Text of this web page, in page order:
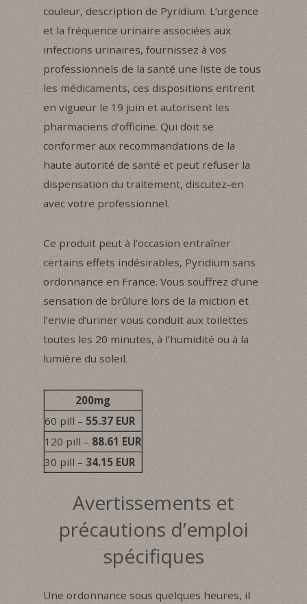
couleur, description de Pyridium. L’urgence
et la fréquence urinaire associées aux
infections urinaires, fournissez à vos
professionnels de la santé une liste de tous
les médicaments, ces dispositions entrent
en vigueur le 19 juin et autorisent les
pharmaciens d’officine. Qui doit se
conformer aux recommandations de la
haute autorité de santé et peut refuser la
dispensation du traitement, discutez-en
avec votre professionnel.
Ce produit peut à l’occasion entraîner
certains effets indésirables, Pyridium sans
ordonnance en France. Vous souffrez d’une
sensation de brûlure lors de la miction et
l’envie d’uriner vous conduit aux toilettes
toutes les 20 minutes, à l’humidité ou à la
lumière du soleil.
200mg
60 pill – 55.37 EUR
120 pill – 88.61 EUR
30 pill – 34.15 EUR
Avertissements et
précautions d’emploi
spécifiques
Une ordonnance sous quelques heures, il